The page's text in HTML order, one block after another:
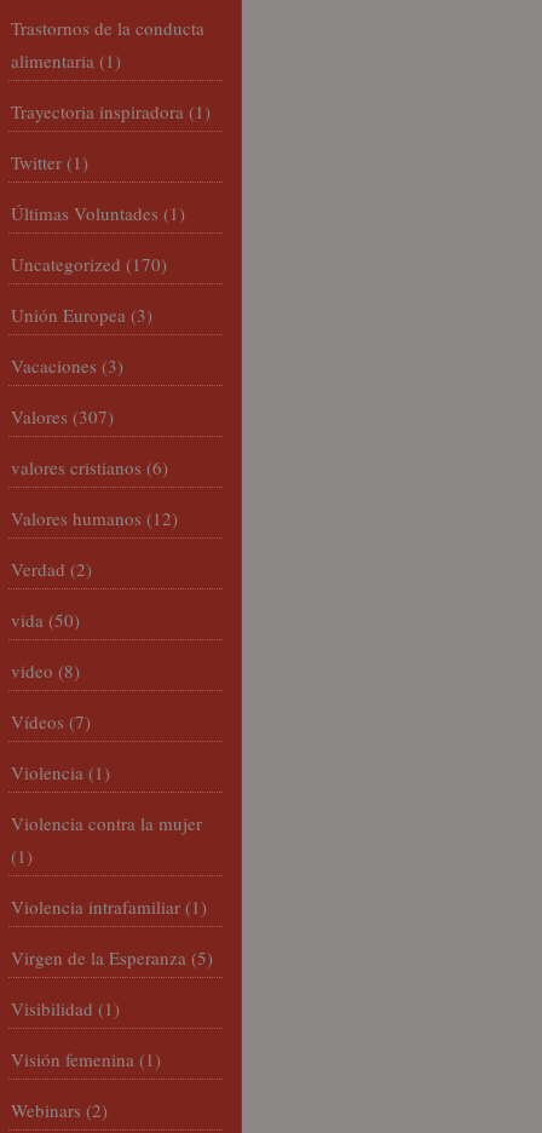
Trastornos de la conducta
alimentaria (1)
Trayectoria inspiradora (1)
Twitter (1)
Últimas Voluntades (1)
Uncategorized (170)
Unión Europea (3)
Vacaciones (3)
Valores (307)
valores cristianos (6)
Valores humanos (12)
Verdad (2)
vida (50)
video (8)
Vídeos (7)
Violencia (1)
Violencia contra la mujer
(1)
Violencia intrafamiliar (1)
Virgen de la Esperanza (5)
Visibilidad (1)
Visión femenina (1)
Webinars (2)